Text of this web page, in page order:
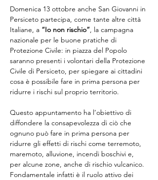
Domenica 13 ottobre anche San Giovanni in
Persiceto partecipa, come tante altre città
Italiane, a “Io non rischio”, la campagna
nazionale per le buone pratiche di
Protezione Civile: in piazza del Popolo
saranno presenti i volontari della Protezione
Civile di Persiceto, per spiegare ai cittadini
cosa è possibile fare in prima persona per
ridurre i rischi sul proprio territorio.
Questo appuntamento ha l’obiettivo di
diffondere la consapevolezza di ciò che
ognuno può fare in prima persona per
ridurre gli effetti di rischi come terremoto,
maremoto, alluvione, incendi boschivi e,
per alcune zone, anche di rischio vulcanico.
Fondamentale infatti è il ruolo attivo dei